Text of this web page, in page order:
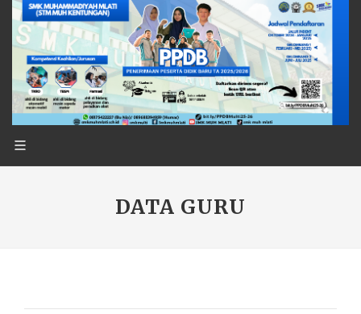
DATA GURU